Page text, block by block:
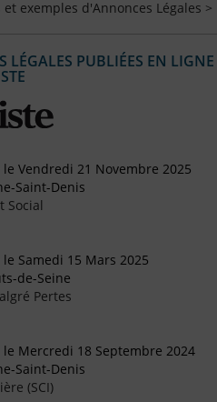
exemples d'Annonces Légales >
LÉGALES PUBLIÉES EN
Vendredi 21 Novembre 2025
Saint-Denis
Social
Samedi 15 Mars 2025
de-Seine
Pertes
Mercredi 18 Septembre 2024
Saint-Denis
(SCI)